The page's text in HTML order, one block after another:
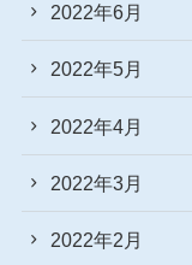
2022年6月
2022年5月
2022年4月
2022年3月
2022年2月